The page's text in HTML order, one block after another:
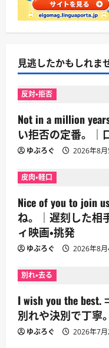
見逃したかもしれま
反対・拒否
Not in a million
い拒否の定番。｜
ゆぶろぐ 2026年8月
皮肉・軽口
Nice of you to join
ね。｜遅刻した相
ィ映画・挑発
ゆぶろぐ 2026年8月
別れ・去る
I wish you the
別れや決別で丁寧
ゆぶろぐ 2026年7月